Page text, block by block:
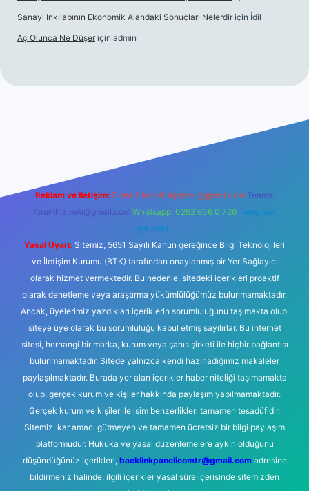
Sanayi Inkılabının Ekonomik Alandaki Sonuçları Nelerdir için İdil
Aç Olunca Ne Düşer için admin
Reklam ve İletişim: E-mail: backlinkpaneli@gmail.com Teams:
forumhizmeti@gmail.com Whatsapp: 0262 606 0 726 Telegram:
@karabul
Yasal Uyarı: Sitemiz, 5651 Sayılı Kanun gereğince Bilgi Teknolojileri
ve İletişim Kurumu (BTK) tarafından onaylanmış bir Yer Sağlayıcı
olarak hizmet vermektedir. Bu nedenle, sitedeki içerikleri proaktif
olarak denetleme veya araştırma yükümlülüğümüz bulunmamaktadır.
Ancak, üyelerimiz yazdıkları içeriklerin sorumluluğunu taşımakta olup,
siteye üye olarak bu sorumluluğu kabul etmiş sayılırlar. Bu internet
sitesi, herhangi bir marka, kurum veya şahıs şirketi ile hiçbir bağlantısı
bulunmamaktadır. Sitede yalnızca kendi hazırladığımız makaleler
paylaşılmaktadır. Burada yer alan içerikler haber niteliği taşımamakta
olup, gerçek kurum ve kişiler hakkında paylaşım yapılmamaktadır.
Gerçek kurum ve kişiler ile isim benzerlikleri tamamen tesadüfidir.
Sitemiz, kar amacı gütmeyen ve tamamen ücretsiz bir bilgi paylaşım
platformudur. Hukuka ve yasal düzenlemelere aykırı olduğunu
düşündüğünüz içerikleri, backlinkpanelicomtr@gmail.comadresine
bildirmeniz halinde, ilgili içerikler yasal süre içerisinde sitemizden